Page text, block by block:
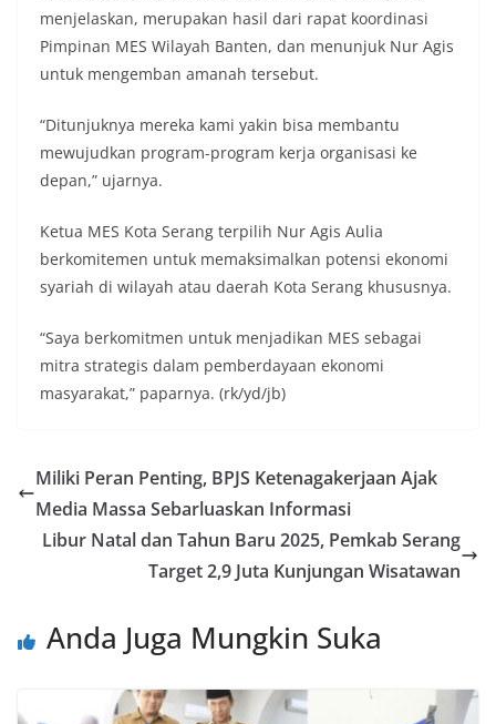
menjelaskan, merupakan hasil dari rapat koordinasi
Pimpinan MES Wilayah Banten, dan menunjuk Nur Agis
untuk mengemban amanah tersebut.
“Ditunjuknya mereka kami yakin bisa membantu
mewujudkan program-program kerja organisasi ke
depan,” ujarnya.
Ketua MES Kota Serang terpilih Nur Agis Aulia
berkomitemen untuk memaksimalkan potensi ekonomi
syariah di wilayah atau daerah Kota Serang khususnya.
“Saya berkomitmen untuk menjadikan MES sebagai
mitra strategis dalam pemberdayaan ekonomi
masyarakat,” paparnya. (rk/yd/jb)
Miliki Peran Penting, BPJS Ketenagakerjaan Ajak
Media Massa Sebarluaskan Informasi
Libur Natal dan Tahun Baru 2025, Pemkab Serang
Target 2,9 Juta Kunjungan Wisatawan
Anda Juga Mungkin Suka